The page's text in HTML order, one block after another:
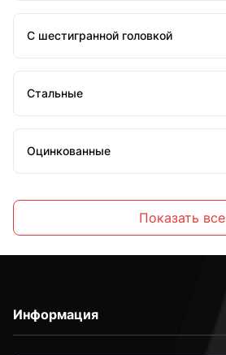
С шестигранной головкой
Стальные
Оцинкованные
С неполной резьбой
Показать все
Информация